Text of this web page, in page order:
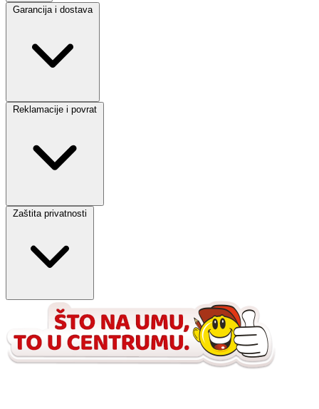
Garancija i dostava
Reklamacije i povrat
Zaštita privatnosti